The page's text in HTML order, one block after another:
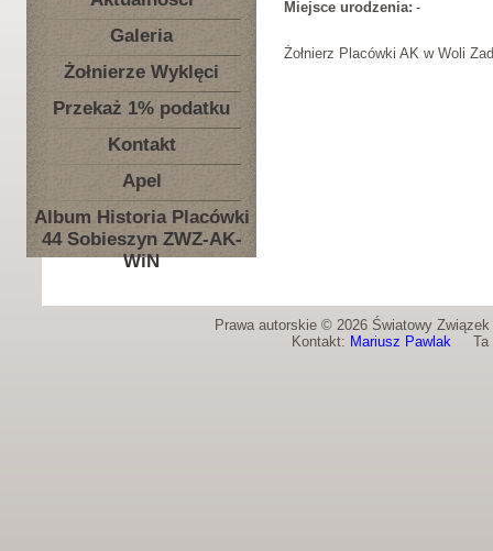
Galeria
Żołnierze Wyklęci
Przekaż 1% podatku
Kontakt
Apel
Album Historia Placówki
44 Sobieszyn ZWZ-AK-
WiN
Miejsce urodzenia: -
Żołnierz Placówki AK w Woli
Prawa autorskie © 2026 Światowy
Kontakt: Mariusz PawlakTa